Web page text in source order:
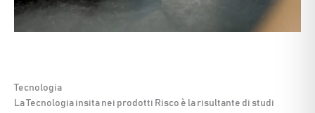
Tecnologia
La Tecnologia insita nei prodotti Risco è la risultante di studi